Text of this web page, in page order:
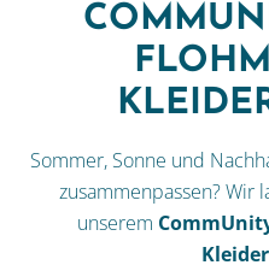
Sommer, Sonne und
zusammenpassen? Wir
unserem